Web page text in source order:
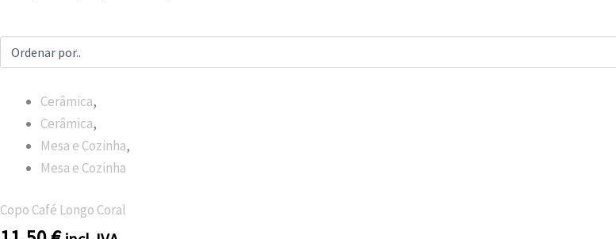
Cerâmica,
Cerâmica,
Mesa e Cozinha,
Mesa e Cozinha
Copo Café Longo Coral